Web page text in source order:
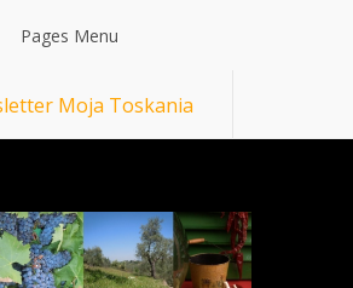
Pages Menu
Moja Toskania